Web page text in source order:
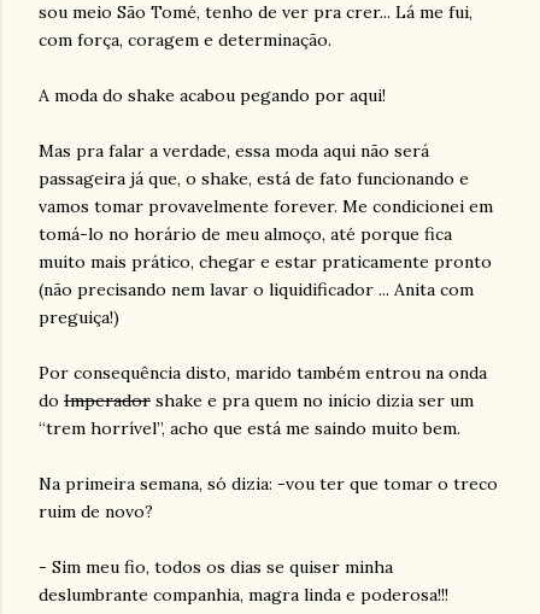
sou meio São Tomé, tenho de ver pra crer... Lá me fui,
com força, coragem e determinação.
A moda do shake acabou pegando por aqui!
Mas pra falar a verdade, essa moda aqui não será
passageira já que, o shake, está de fato funcionando e
vamos tomar provavelmente forever. Me condicionei em
tomá-lo no horário de meu almoço, até porque fica
muito mais prático, chegar e estar praticamente pronto
(não precisando nem lavar o liquidificador ... Anita com
preguiça!)
Por consequência disto, marido também entrou na onda
do Imperador shake e pra quem no início dizia ser um
“trem horrível”, acho que está me saindo muito bem.
Na primeira semana, só dizia: -vou ter que tomar o treco
ruim de novo?
- Sim meu fio, todos os dias se quiser minha
deslumbrante companhia, magra linda e poderosa!!!